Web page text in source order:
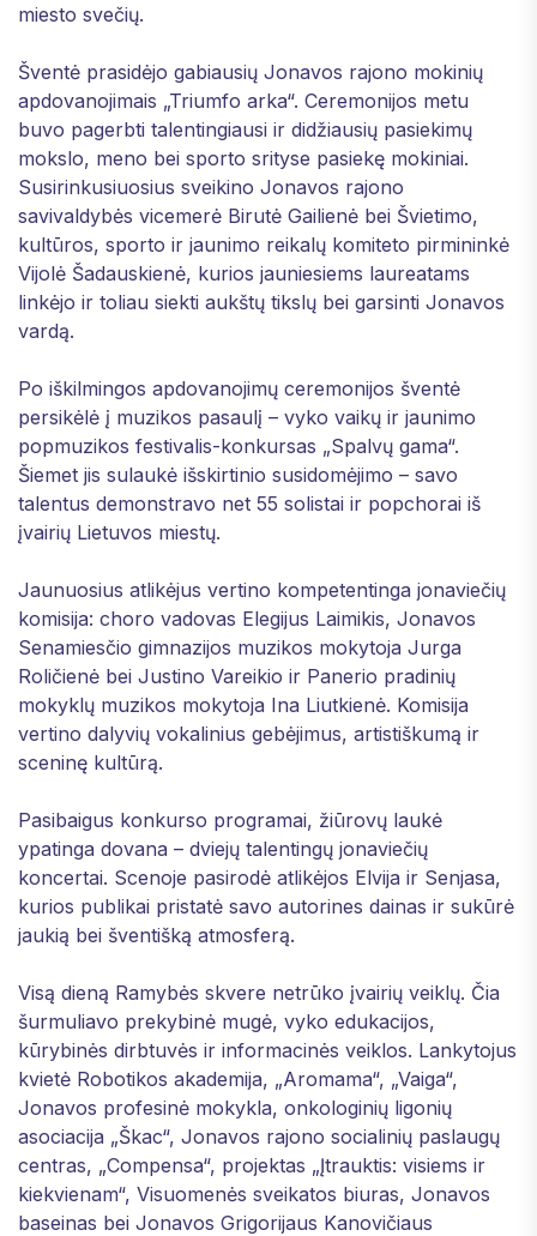
miesto svečių.
Šventė prasidėjo gabiausių Jonavos rajono mokinių
apdovanojimais „Triumfo arka“. Ceremonijos metu
buvo pagerbti talentingiausi ir didžiausių pasiekimų
mokslo, meno bei sporto srityse pasiekę mokiniai.
Susirinkusiuosius sveikino Jonavos rajono
savivaldybės vicemerė Birutė Gailienė bei Švietimo,
kultūros, sporto ir jaunimo reikalų komiteto pirmininkė
Vijolė Šadauskienė, kurios jauniesiems laureatams
linkėjo ir toliau siekti aukštų tikslų bei garsinti Jonavos
vardą.
Po iškilmingos apdovanojimų ceremonijos šventė
persikėlė į muzikos pasaulį – vyko vaikų ir jaunimo
popmuzikos festivalis-konkursas „Spalvų gama“.
Šiemet jis sulaukė išskirtinio susidomėjimo – savo
talentus demonstravo net 55 solistai ir popchorai iš
įvairių Lietuvos miestų.
Jaunuosius atlikėjus vertino kompetentinga jonaviečių
komisija: choro vadovas Elegijus Laimikis, Jonavos
Senamiesčio gimnazijos muzikos mokytoja Jurga
Roličienė bei Justino Vareikio ir Panerio pradinių
mokyklų muzikos mokytoja Ina Liutkienė. Komisija
vertino dalyvių vokalinius gebėjimus, artistiškumą ir
sceninę kultūrą.
Pasibaigus konkurso programai, žiūrovų laukė
ypatinga dovana – dviejų talentingų jonaviečių
koncertai. Scenoje pasirodė atlikėjos Elvija ir Senjasa,
kurios publikai pristatė savo autorines dainas ir sukūrė
jaukią bei šventišką atmosferą.
Visą dieną Ramybės skvere netrūko įvairių veiklų. Čia
šurmuliavo prekybinė mugė, vyko edukacijos,
kūrybinės dirbtuvės ir informacinės veiklos. Lankytojus
kvietė Robotikos akademija, „Aromama“, „Vaiga“,
Jonavos profesinė mokykla, onkologinių ligonių
asociacija „Škac“, Jonavos rajono socialinių paslaugų
centras, „Compensa“, projektas „Įtrauktis: visiems ir
kiekvienam“, Visuomenės sveikatos biuras, Jonavos
baseinas bei Jonavos Grigorijaus Kanovičiaus